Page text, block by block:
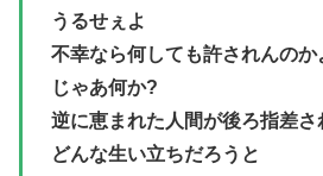
うるせぇよ
不幸なら何しても許されんのか
じゃあ何か?
逆に恵まれた人間が後ろ指差
どんな生い立ちだろうと